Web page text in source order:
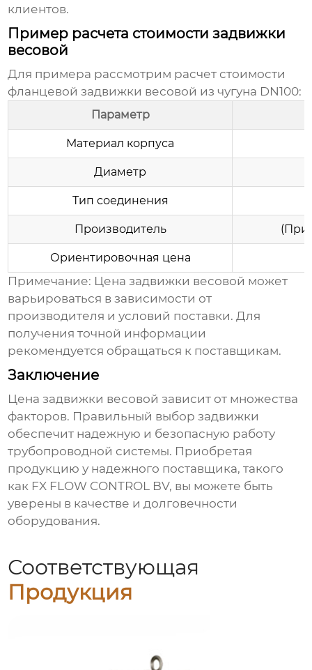
клиентов.
Пример расчета стоимости задвижки
весовой
Для примера рассмотрим расчет стоимости
фланцевойзадвижки весовой из чугуна DN100:
Параметр
Материал корпуса
Диаметр
Тип соединения
Производитель
Ориентировочная цена
Примечание: Цена задвижки весовой может
варьироваться в зависимости от
производителя и условий поставки. Для
получения точной информации
рекомендуется обращаться к поставщикам.
Заключение
Цена задвижки весовой зависит от множества
факторов. Правильный выбор задвижки
обеспечит надежную и безопасную работу
трубопроводной системы. Приобретая
продукцию у надежного поставщика, такого
как FX FLOW CONTROL BV, вы можете быть
уверены в качестве и долговечности
оборудования.
Соответствующая
Продукция